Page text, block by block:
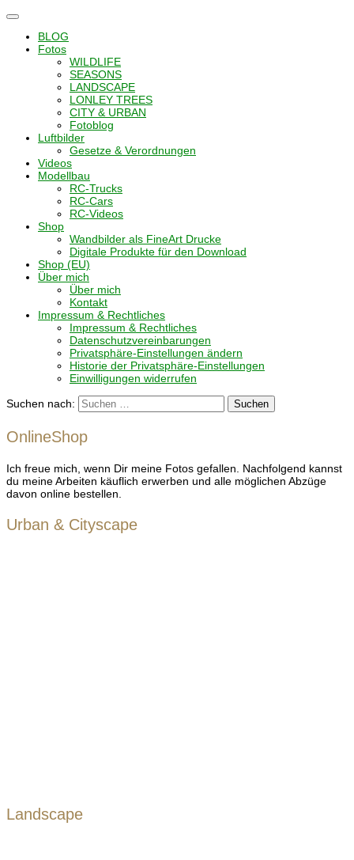
Navigation
umschalten
BLOG
Fotos
WILDLIFE
SEASONS
LANDSCAPE
LONLEY TREES
CITY & URBAN
Fotoblog
Luftbilder
Gesetze & Verordnungen
Videos
Modellbau
RC-Trucks
RC-Cars
RC-Videos
Shop
Wandbilder als FineArt Drucke
Digitale Produkte für den Download
Shop (EU)
Über mich
Über mich
Kontakt
Impressum & Rechtliches
Impressum & Rechtliches
Datenschutzvereinbarungen
Privatsphäre-Einstellungen ändern
Historie der Privatsphäre-Einstellungen
Einwilligungen widerrufen
Suchen nach:
OnlineShop
Ich freue mich, wenn Dir meine Fotos gefallen. Nachfolgend kannst
du meine Arbeiten käuflich erwerben und alle möglichen Abzüge
davon online bestellen.
Urban & Cityscape
Landscape